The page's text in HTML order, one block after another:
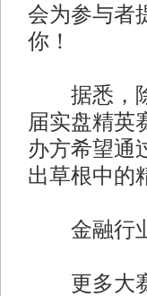
会为参与者
你！
据悉，除
届实盘精英
办方希望通
出草根中的
金融行业
更多大赛